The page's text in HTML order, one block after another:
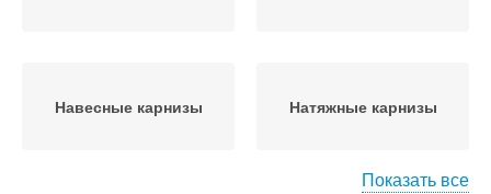
Навесные карнизы Натяжные карнизы
Показать все